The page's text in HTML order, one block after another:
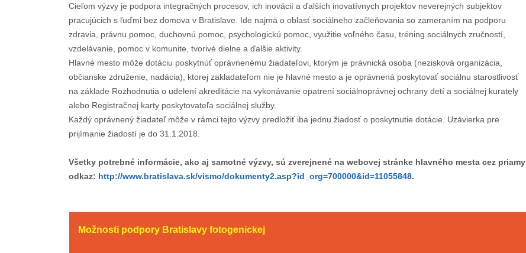
Cieľom výzvy je podpora integračných procesov, ich inovácií a ďalších inovatívnych projektov neverejných subjektov
pracujúcich s ľuďmi bez domova v Bratislave. Ide najmä o oblasť sociálneho začleňovania so zameraním na podporu
zdravia, právnu pomoc, duchovnú pomoc, psychologickú pomoc, využitie voľného času, tréning sociálnych zručností,
vzdelávanie, pomoc v komunite, tvorivé dielne a ďalšie aktivity.
Hlavné mesto môže dotáciu poskytnúť oprávnenému žiadateľovi, ktorým je právnická osoba (nezisková organizácia,
občianske združenie, nadácia), ktorej zakladateľom nie je hlavné mesto a je oprávnená poskytovať sociálnu starostlivosť
na základe Rozhodnutia o udelení akreditácie na vykonávanie opatrení sociálnoprávnej ochrany detí a sociálnej kurately
alebo Registračnej karty poskytovateľa sociálnej služby.
Každý oprávnený žiadateľ môže v rámci tejto výzvy predložiť iba jednu žiadosť o poskytnutie dotácie. Uzávierka pre
prijímanie žiadostí je do 31.1.2018.
Všetky potrebné informácie, ako aj samotné výzvy, sú zverejnené na webovej stránke hlavného mesta cez priamy
odkaz: http://www.bratislava.sk/vismo/dokumenty2.asp?id_org=700000&id=11055848.
Možnosti podpory Bratislavy fotogenickej